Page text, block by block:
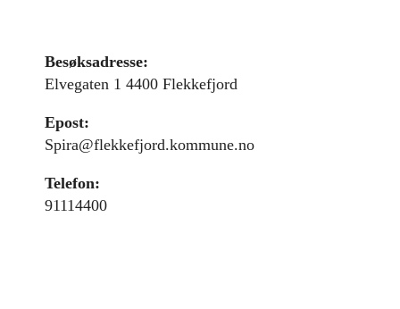
Besøksadresse:
Elvegaten 1 4400 Flekkefjord
Epost:
Spira@flekkefjord.kommune.no
Telefon:
91114400